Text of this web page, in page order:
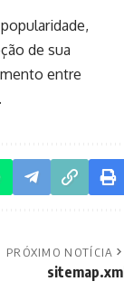
de sua
entre
PRÓXIMO NOTÍCIA
sitemap.xml